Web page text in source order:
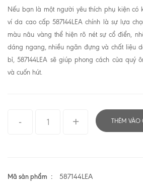
Nếu bạn là một người yêu thích phụ kiện có
ví da cao cấp 587144LEA chính là sự lựa
màu nâu vàng thể hiện rõ nét sự cổ điển,
dáng ngang, nhiều ngăn đựng và chất liệu
bỉ, 587144LEA sẽ giúp phong cách của quý
và cuốn hút.
THÊM VÀO
Mã sản phẩm 587144LEA